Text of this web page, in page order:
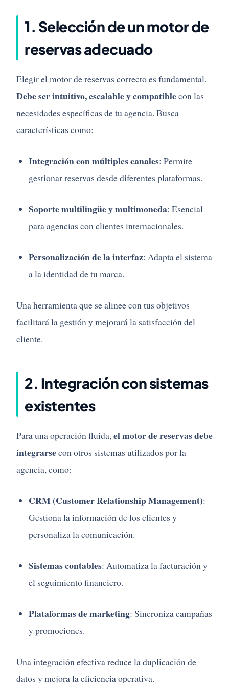
1. Seleccióndeunmotorde
reservasadecuado
Elegirel motordereservas correctoes fundamental.
Debeserintuitivo,escalableycompatiblecon las
necesidades específicas detu agencia. Busca
características como:
Integraciónconmúltiplescanales: Permite
gestionarreservas desdediferentes plataformas.
Soportemultilingüeymultimoneda: Esencial
paraagencias con clientes internacionales.
Personalizacióndelainterfaz: Adaptael sistema
alaidentidaddetu marca.
Unaherramientaque sealineecon tus objetivos
facilitarála gestión ymejorarála satisfacción del
cliente.
2. Integraciónconsistemas
existentes
Paraunaoperación fluida, elmotordereservasdebe
integrarsecon otros sistemas utilizados porla
agencia, como:
CRM (CustomerRelationshipManagement):
Gestionalainformación delos clientes y
personalizalacomunicación.
Sistemascontables: Automatizalafacturación y
el seguimientofinanciero.
Plataformasdemarketing: Sincronizacampañas
ypromociones.
Unaintegración efectivareduceladuplicación de
datos ymejoralaeficienciaoperativa.